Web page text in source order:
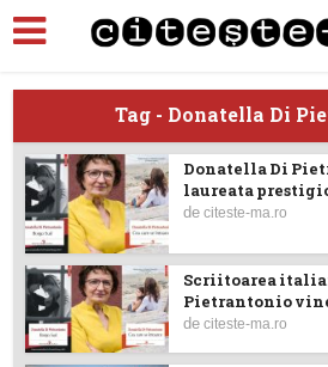
Tag - Donatella Di
Donatella Di
laureata
deciteste-ma.ro
Scriitoarea
Pietrantonio
deciteste-ma.ro